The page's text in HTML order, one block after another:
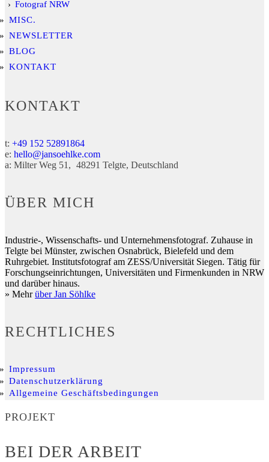
Fotograf NRW
MISC.
NEWSLETTER
BLOG
KONTAKT
KONTAKT
t: +49 152 52891864
e: hello@jansoehlke.com
a: Milter Weg 51 48291 Telgte Deutschland
ÜBER MICH
Industrie-, Wissenschafts- und Unternehmensfotograf. Zuhause in
Telgte bei Münster, zwischen Osnabrück, Bielefeld und dem
Ruhrgebiet. Institutsfotograf am ZESS/Universität Siegen. Tätig für
Forschungseinrichtungen, Universitäten und Firmenkunden in NRW
und darüber hinaus.
» Mehrüber Jan Söhlke
RECHTLICHES
Impressum
Datenschutzerklärung
Allgemeine Geschäftsbedingungen
PROJEKT
BEI DER ARBEIT